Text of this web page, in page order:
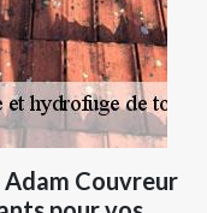
Adam Couvreur